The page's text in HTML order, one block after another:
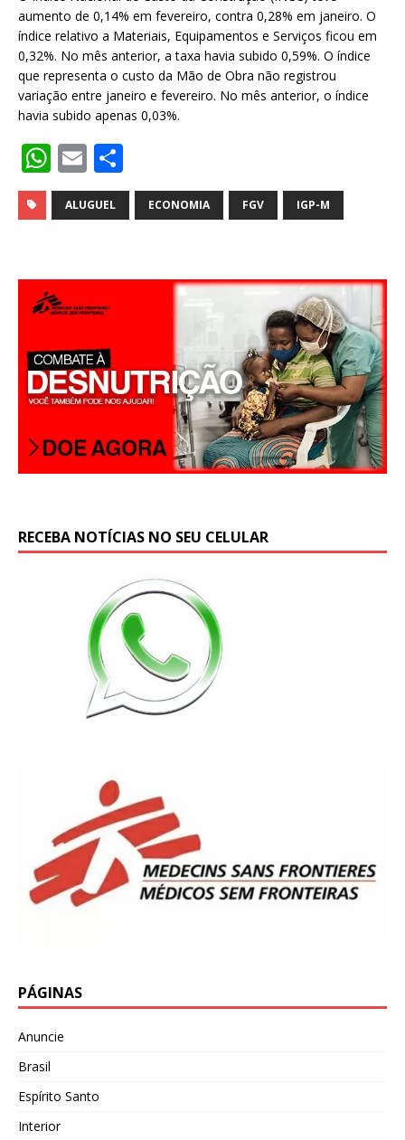
aumento de 0,14% em fevereiro, contra 0,28% em janeiro. O
índice relativo a Materiais, Equipamentos e Serviços ficou em
0,32%. No mês anterior, a taxa havia subido 0,59%. O índice
que representa o custo da Mão de Obra não registrou
variação entre janeiro e fevereiro. No mês anterior, o índice
havia subido apenas 0,03%.
W
h
at
A
p
E
m
ai
h
ar
ALUGUEL ECONOMIA FGV IGP-M
RECEBA NOTÍCIAS NO SEU CELULAR
PÁGINAS
Anuncie
Brasil
Espírito Santo
Interior